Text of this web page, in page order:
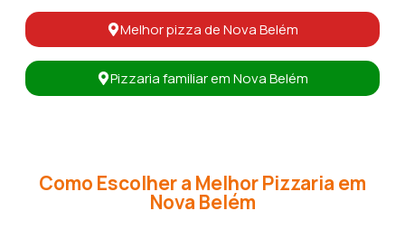
Melhor pizza de Nova Belém
Pizzaria familiar em Nova Belém
Como Escolher a Melhor Pizzaria em
Nova Belém